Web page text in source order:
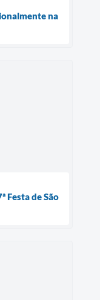
na
Festa de São